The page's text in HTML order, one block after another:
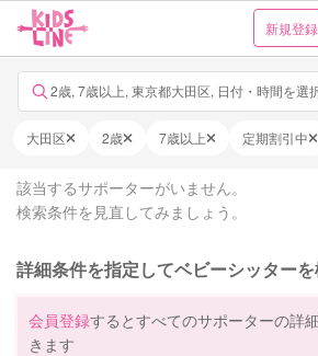
新規登録
2歳, 7歳以上, 東京都大田区, 日付・時間を選
大田区 2歳 7歳以上 定期割引中
該当するサポーターがいません。
検索条件を見直してみましょう。
詳細条件を指定してベビーシッター
会員登録するとすべてのサポーターの詳
きます